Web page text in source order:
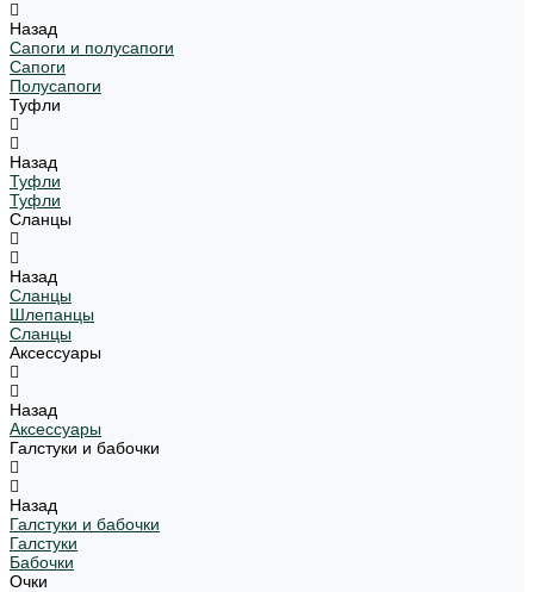
Назад
Сапоги и полусапоги
Сапоги
Полусапоги
Туфли
Назад
Туфли
Туфли
Сланцы
Назад
Сланцы
Шлепанцы
Сланцы
Аксессуары
Назад
Аксессуары
Галстуки и бабочки
Назад
Галстуки и бабочки
Галстуки
Бабочки
Очки